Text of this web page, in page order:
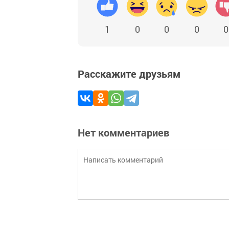
1 0 0 0 0
Расскажите друзьям
Нет комментариев